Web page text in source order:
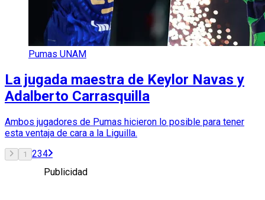
Pumas UNAM
La jugada maestra de Keylor Navas y
Adalberto Carrasquilla
Ambos jugadores de Pumas hicieron lo posible para tener
esta ventaja de cara a la Liguilla.
1 234
Publicidad